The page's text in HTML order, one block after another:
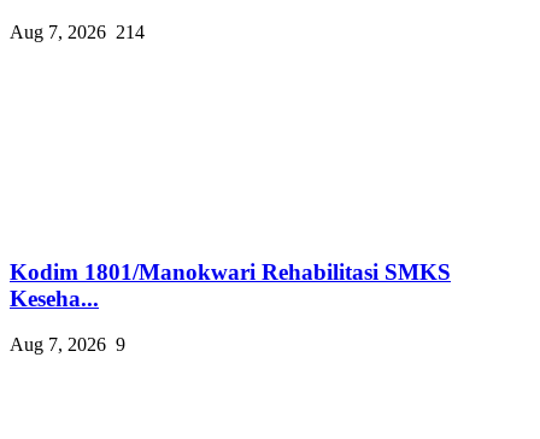
Aug 7, 2026 214
Kodim 1801/Manokwari Rehabilitasi SMKS
Keseha...
Aug 7, 2026 9